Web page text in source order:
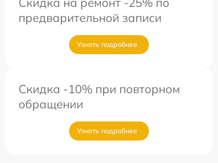
предварительной записи
Узнать подробнее
Скидка -10% при повторном
обращении
Узнать подробнее